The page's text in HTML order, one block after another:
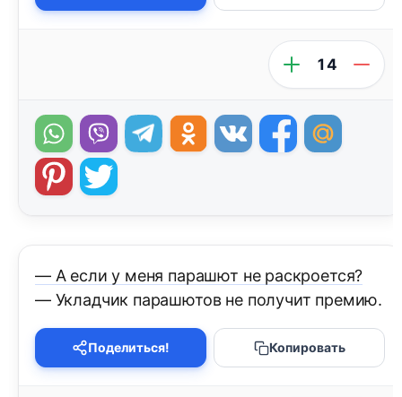
14
— А если у меня парашют не раскроется?
— Укладчик парашютов не получит премию.
Поделиться! Копировать